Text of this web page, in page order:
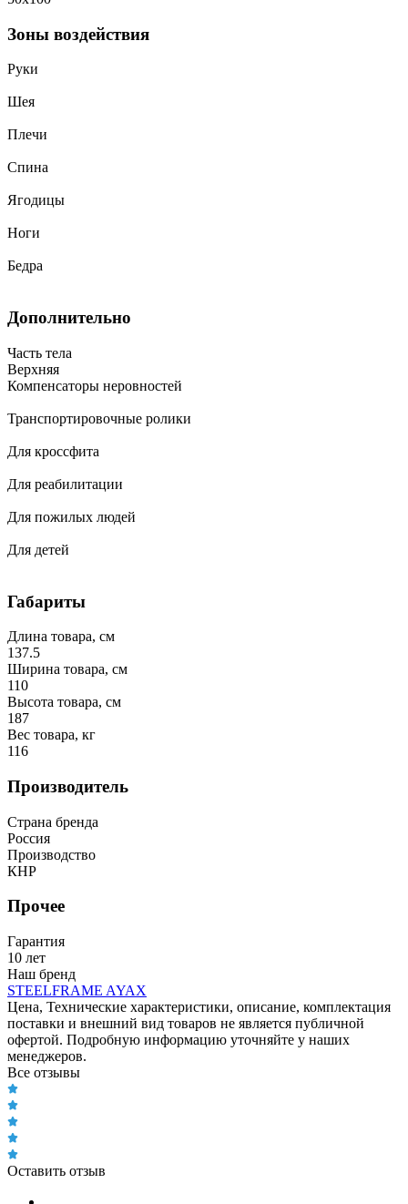
Зоны воздействия
Руки
Шея
Плечи
Спина
Ягодицы
Ноги
Бедра
Дополнительно
Часть тела
Верхняя
Компенсаторы неровностей
Транспортировочные ролики
Для кроссфита
Для реабилитации
Для пожилых людей
Для детей
Габариты
Длина товара, см
137.5
Ширина товара, см
110
Высота товара, см
187
Вес товара, кг
116
Производитель
Страна бренда
Россия
Производство
КНР
Прочее
Гарантия
10 лет
Наш бренд
STEELFRAME AYAX
Цена, Технические характеристики, описание, комплектация
поставки и внешний вид товаров не является публичной
офертой. Подробную информацию уточняйте у наших
менеджеров.
Все отзывы
Оставить отзыв